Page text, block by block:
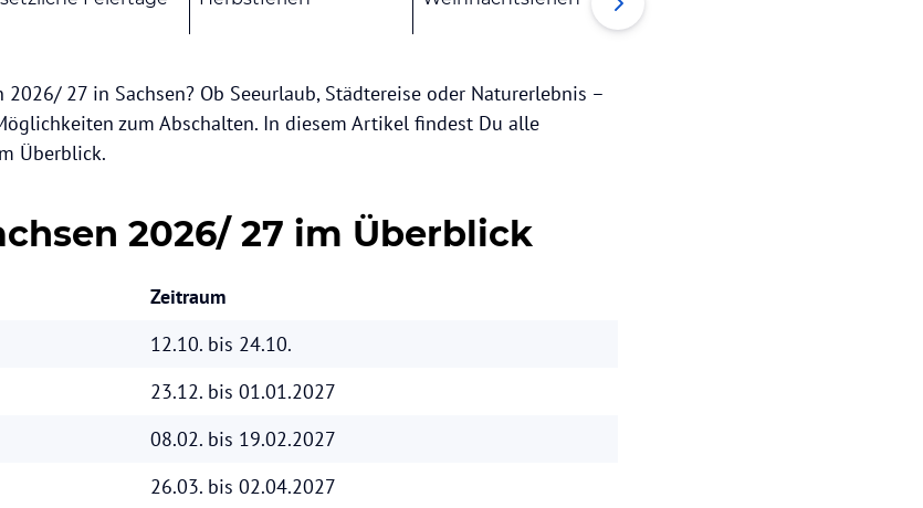
27 in Sachsen? Ob Seeurlaub, Städtereise oder Naturerlebnis –
zum Abschalten. In diesem Artikel findest Du alle
Überblick.
2026/ 27 im Überblick
Zeitraum
12.10. bis 24.10.
23.12. bis 01.01.2027
08.02. bis 19.02.2027
26.03. bis 02.04.2027